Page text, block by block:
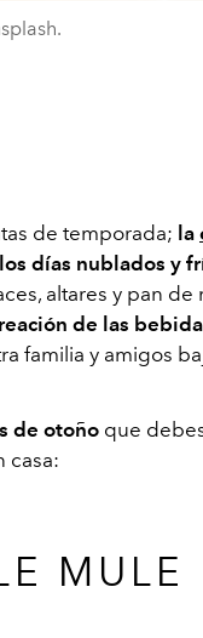
de temporada; la
días nublados y
altares y pan de
de las
familia y amigos
de otoño que
casa:
MULE